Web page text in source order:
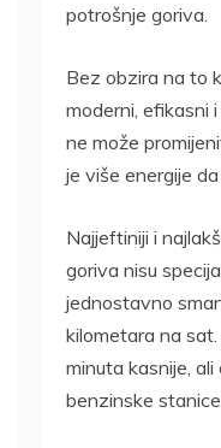
potrošnje goriva.
Bez obzira na to
moderni, efikasni
ne može
je više energije
Najjeftiniji i
goriva nisu
jednostavno
kilometara na
minuta kasnije,
benzinske stanice.